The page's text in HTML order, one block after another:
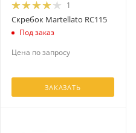
1
Скребок Martellato RС115
Под заказ
Цена по запросу
ЗАКАЗАТЬ